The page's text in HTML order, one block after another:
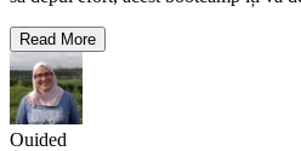
Read More
Ouided